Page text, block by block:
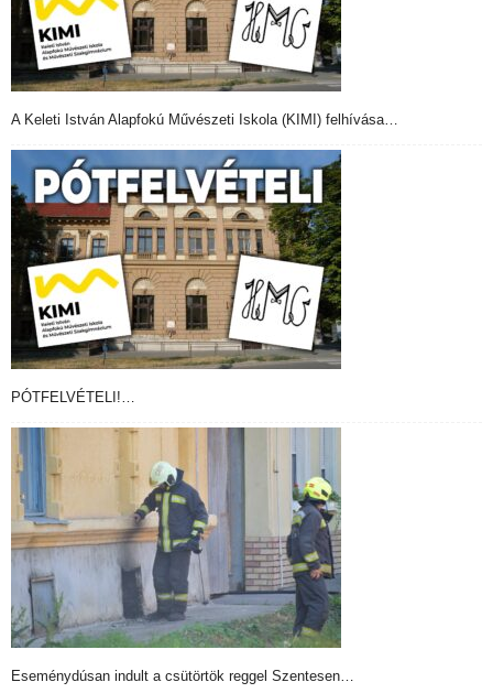
A Keleti István Alapfokú Művészeti Iskola (KIMI) felhívása…
PÓTFELVÉTELI!…
Eseménydúsan indult a csütörtök reggel Szentesen…